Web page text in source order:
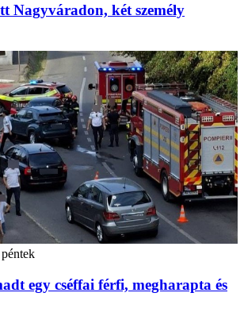
Nagyváradon, két személy
egy cséffai férfi, megharapta és